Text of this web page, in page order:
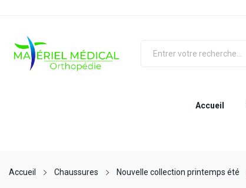
Accueil
Accueil Chaussures Nouvelle collection printemps été